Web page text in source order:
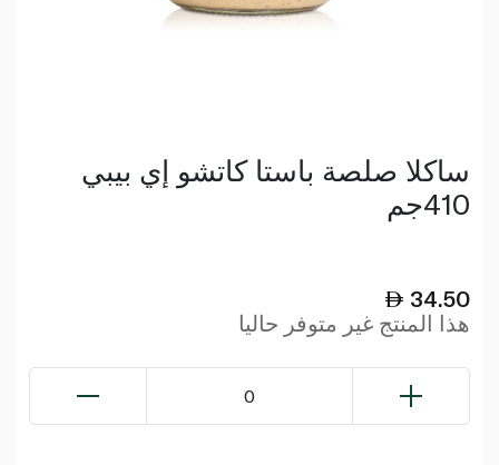
ساكلا صلصة باستا كاتشو إي بيبي
410جم
34.50
هذا المنتج غير متوفر حاليا
0